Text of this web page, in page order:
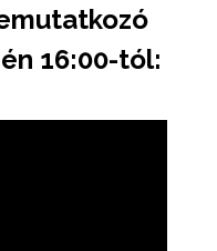
16:00-tól: